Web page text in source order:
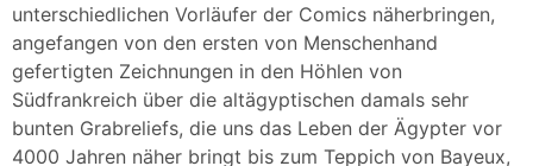
unterschiedlichen Vorläufer der Comics näherbringen,
angefangen von den ersten von Menschenhand
gefertigten Zeichnungen in den Höhlen von
Südfrankreich über die altägyptischen damals sehr
bunten Grabreliefs, die uns das Leben der Ägypter vor
4000 Jahren näher bringt bis zum Teppich von Bayeux,